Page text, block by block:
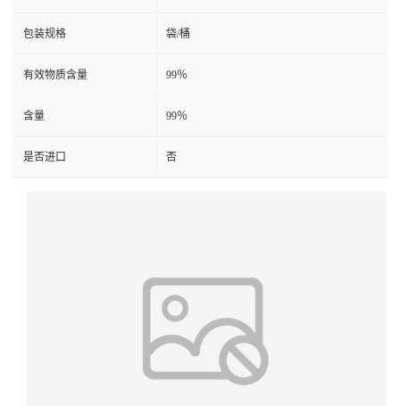
包装规格 袋/桶
有效物质含量 99％
含量 99％
是否进口 否